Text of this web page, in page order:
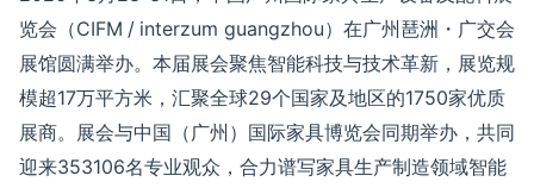
览会（CIFM / interzum guangzhou） 在广州琶洲 ・广交会
展馆圆满举办。本届展会聚焦智能科技与技术革新， 展览规
模超17万平方米 ，汇聚全球29个国家及地区的1750家优质
展商。展会与中国（广州）国际家具博览会同期举办，共同
迎来353106名专业观众，合力谱写家具生产制造领域智能